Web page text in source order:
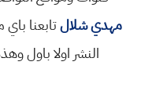
مهدي شلالتابعنا
النشر اولا باول